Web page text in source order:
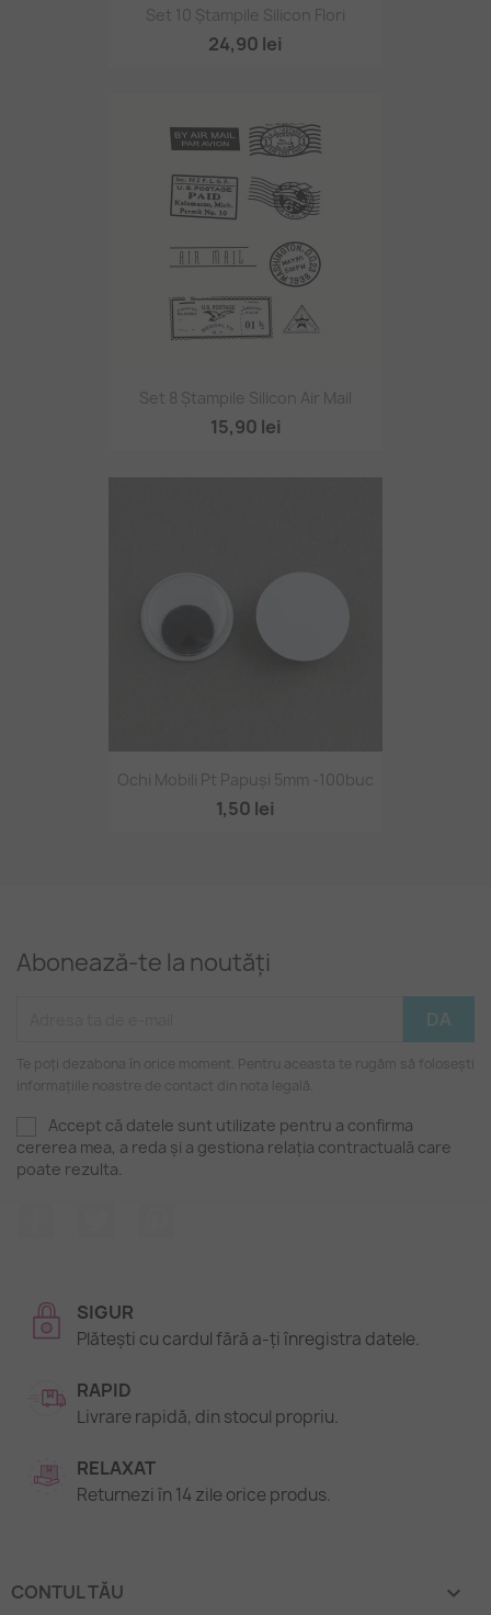
Set 10 Ștampile Silicon Flori
24,90 lei
Set 8 Ștampile Silicon Air Mail
15,90 lei
Ochi Mobili Pt Papuși 5mm -100buc
1,50 lei
Abonează-te la noutăți
Te poți dezabona în orice moment. Pentru aceasta te rugăm să folosești
informațiile noastre de contact din nota legală.
Accept că datele sunt utilizate pentru a confirma
cererea mea, a reda și a gestiona relația contractuală care
poate rezulta.
SIGUR
Plătești cu cardul fără a-ți înregistra datele.
RAPID
Livrare rapidă, din stocul propriu.
RELAXAT
Returnezi în 14 zile orice produs.
CONTUL TĂU 